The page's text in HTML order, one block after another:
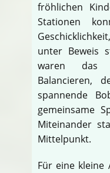
fröhlichen
Stationen
unter Beweis
waren das
Balancieren,
spannende
gemeinsame
Miteinander
Mittelpunkt.
Für eine kleine